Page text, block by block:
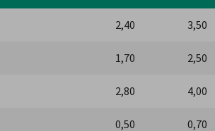
2,40 3,50
1,70 2,50
2,80 4,00
0,50 0,70